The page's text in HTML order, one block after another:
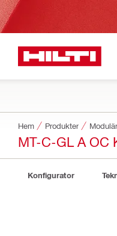
Hem Produkter
MT-C-GL A OC
Konfigurator